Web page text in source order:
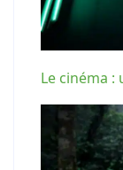
Le cinéma :